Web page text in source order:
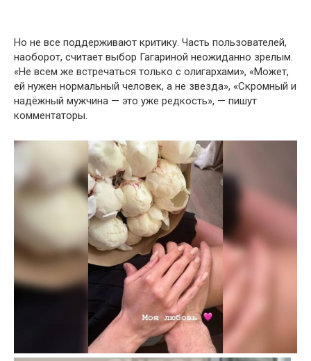
Но не все поддерживают критику. Часть пользователей,
наоборот, считает выбор Гагариной неожиданно зрелым.
«Не всем же встречаться только с олигархами», «Может,
ей нужен нормальный человек, а не звезда», «Скромный и
надёжный мужчина — это уже редкость», — пишут
комментаторы.